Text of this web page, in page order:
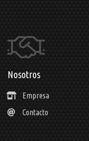
Nosotros
Empresa
Contacto